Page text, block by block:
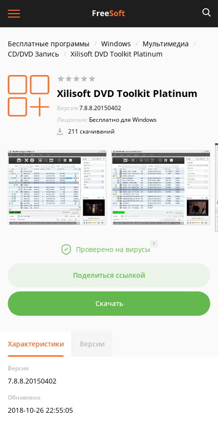
Бесплатные программы Windows
Мультимедиа
CD/DVD Запись
Xilisoft DVD Toolkit Platinum
Xilisoft DVD Toolkit Platinum
Версия:7.8.8.20150402
Лицензия: Бесплатно для Windows
211 скачиваний
Проверено на вирусы
?
Поделиться ссылкой
Скачать
Характеристики Версии
Версия
7.8.8.20150402
Обновлено
2018-10-26 22:55:05